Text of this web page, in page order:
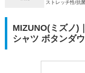
ストレッチ性/抗
MIZUNO(ミズノ)
シャツ ボタンダ